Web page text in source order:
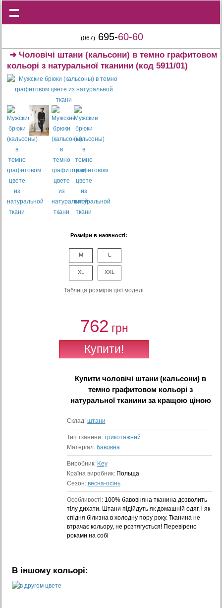
(067) 695-60-60
➜ Чоловічі штани (кальсони) в темно графитовом
кольорі з натуральної тканини (код 5911/01)
Розміри в наявності:
M L
XL XXL
Таблиця розмiрiв цiєї моделi
762 грн
Купитичоловічі штани (кальсони) в
темно графитовом кольорі з
натуральної тканиниза кращою ціною
Склад: штани
Тип тканини: трикотажний
Матеріал: бавовна
Виробник: Key
Країна виробник: Польща
Сезон: весна-осінь
Особливості: 100% бавовняна тканина дозволить
тілу дихати. Штани підійдуть як домашній одяг, і як
спідня білизна в холодну пору року. Тканина не
втрачає кольору, не розтягується! Перевірено
роками на собі
В іншому кольорі: